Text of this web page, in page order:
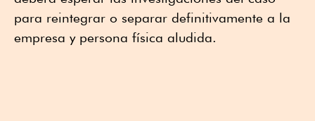
para reintegrar o separar definitivamente a la
empresa y persona física aludida.